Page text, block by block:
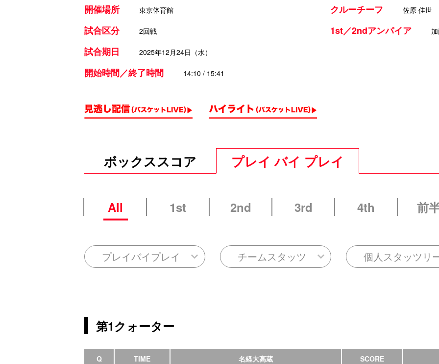
開催場所 東京体育館
試合区分 2回戦
試合期日 2025年12月24日（水）
開始時間／終了時間 14:10 / 15:41
クルーチーフ 佐原 佳世
1st／2ndアンパイア
ボックススコア プレイ バイ プレイ
All 1st 2nd 3rd 4th 前
プレイバイプレイ チームスタッツ 個人スタッツリ
第1クォーター
Q TIME 名経大高蔵 SCORE